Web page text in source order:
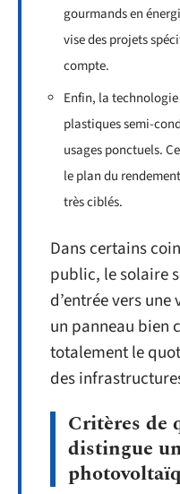
gourmands en
vise des projets
compte.
Enfin, la
plastiques semi-
usages ponctuels.
le plan du
très ciblés.
Dans certains
public, le solaire
d’entrée vers
un panneau bien
totalement le
des
Critères de
distingue